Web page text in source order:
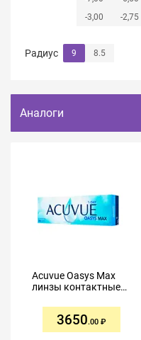
-3,00
-2,75
Радиус 9 8.5
Аналоги
Acuvue Oasys Max
линзы контактные
-4,75 №30
3650.00